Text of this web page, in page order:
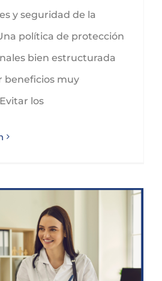
y seguridad de la
política de protección
bien estructurada
beneficios muy
los